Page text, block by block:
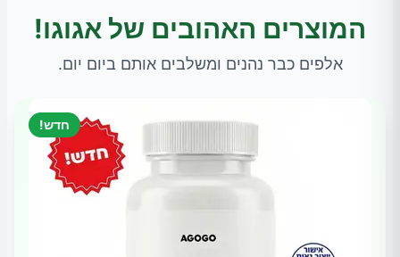
המוצרים האהובים של אגוגו!
אלפים כבר נהנים ומשלבים אותם ביום יום.
חדש!